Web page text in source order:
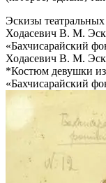
Эскизы
Ходасевич В. М.
«Бахчисарайский
Ходасевич В. М.
*Костюм девушки из
«Бахчисарайский